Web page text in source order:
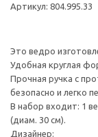
Артикул: 804.995.33
Это ведро
Удобная круглая
Прочная ручка с
безопасно и легко
В набор входит: 1
(диам. 30 см).
Дизайнер: